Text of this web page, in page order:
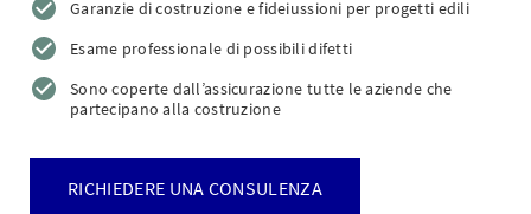
Garanzie di costruzione e fideiussioni per progetti edili
Esame professionale di possibili difetti
Sono coperte dall’assicurazione tutte le aziende che
partecipano alla costruzione
RICHIEDERE UNA CONSULENZA